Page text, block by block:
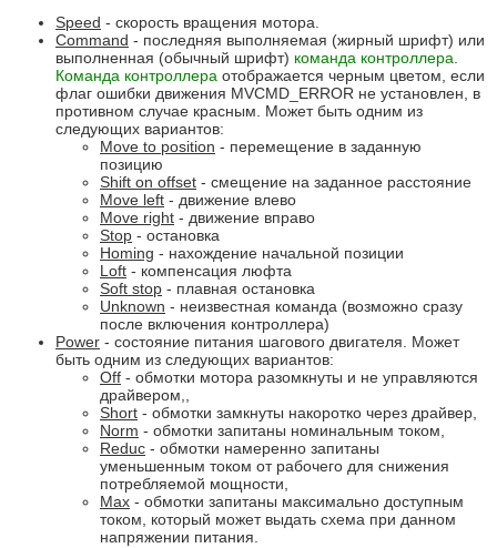
Speed - скорость вращения мотора.
Command - последняя выполняемая (жирный шрифт) или
выполненная (обычный шрифт) команда контроллера.
Команда контроллера отображается черным цветом, если
флаг ошибки движения MVCMD_ERROR не установлен, в
противном случае красным. Может быть одним из
следующих вариантов:
Move to position - перемещение в заданную
позицию
Shift on offset - смещение на заданное расстояние
Move left - движение влево
Move right - движение вправо
Stop - остановка
Homing - нахождение начальной позиции
Loft - компенсация люфта
Soft stop - плавная остановка
Unknown - неизвестная команда (возможно сразу
после включения контроллера)
Power - состояние питания шагового двигателя. Может
быть одним из следующих вариантов:
Off - обмотки мотора разомкнуты и не управляются
драйвером,,
Short - обмотки замкнуты накоротко через драйвер,
Norm - обмотки запитаны номинальным током,
Reduc - обмотки намеренно запитаны
уменьшенным током от рабочего для снижения
потребляемой мощности,
Max - обмотки запитаны максимально доступным
током, который может выдать схема при данном
напряжении питания.